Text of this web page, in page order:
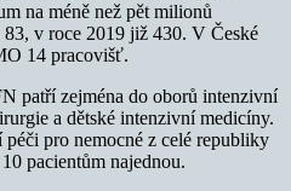
na méně než pět milionů
v roce 2019 již 430. V České
14 pracovišť.
patří zejména do oborů intenzivní
a dětské intenzivní medicíny.
pro nemocné z celé republiky
pacientům najednou.